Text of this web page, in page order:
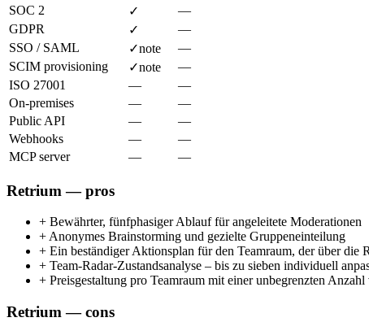
SOC 2
✓
—
GDPR
✓
—
SSO / SAML
✓note
—
SCIM provisioning
✓note
—
ISO 27001
—
—
On-premises
—
—
Public API
—
—
Webhooks
—
—
MCP server
— —
Retrium — pros
+ Bewährter, fünfphasiger Ablauf für angeleitete Moderationen
+ Anonymes Brainstorming und gezielte Gruppeneinteilung
+ Ein beständiger Aktionsplan für den Teamraum, der über
+ Team-Radar-Zustandsanalyse – bis zu sieben individuell
+ Preisgestaltung pro Teamraum mit einer unbegrenzten
Retrium — cons